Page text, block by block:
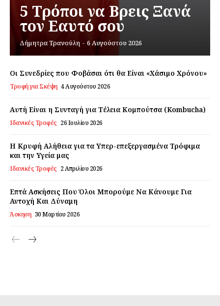
Εγγραφείτε τώρα!
Daily Food
Σχετικά με εμάς
Αποποίηση Ευθυνών
Ο λογαριασμός μου
Επικοινωνία
5 Τρόποι να Βρεις Ξανά
τον Εαυτό σου
Δήμητρα Τρανούλη - 6 Αυγούστου 2026
Οι Συνεδρίες που Φοβάσαι ότι θα Είναι «Χάσιμο Χρόνου»
Τροφή για Σκέψη 4 Αυγούστου 2026
Αυτή Είναι η Συνταγή για Τέλεια Κομπούτσα (Kombucha)
Ιδανικές Τροφές 26 Ιουλίου 2026
Η Κρυφή Αλήθεια για τα Υπερ-επεξεργασμένα Τρόφιμα
και την Υγεία μας
Ιδανικές Τροφές 2 Απριλίου 2026
Επτά Ασκήσεις Που Όλοι Μπορούμε Να Κάνουμε Για
Αντοχή Και Δύναμη
Άσκηση 30 Μαρτίου 2026